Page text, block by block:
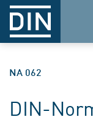
NA 062
DIN-